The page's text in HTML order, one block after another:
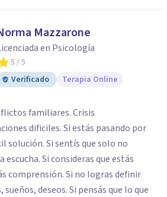
Mazzarone
en Psicología
5 / 5
Verificado
Terapia Online
familiares. Crisis
dificiles. Si estás pasando por
solución. Si sentís que solo no
escucha. Si consideras que estás
comprensión. Si no logras definir
deseos. Si pensás que lo que